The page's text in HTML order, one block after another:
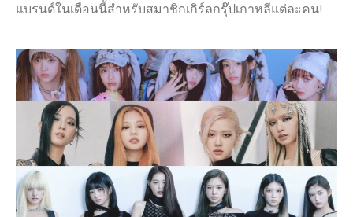
แบรนด์ในเดือนนี้สำหรับสมาชิกเกิร์ลกรุ๊ปเกาหลีแต่ละคน!